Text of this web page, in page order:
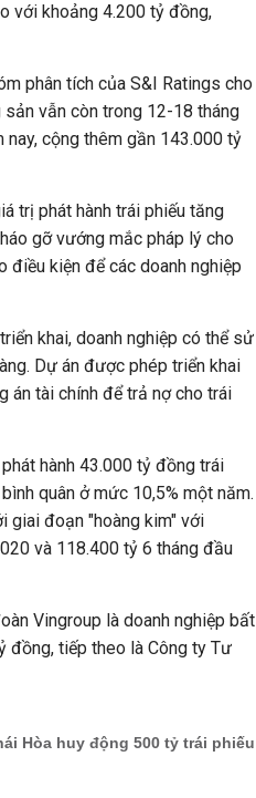
với khoảng 4.200 tỷ đồng,
phân tích của S&I Ratings cho
vẫn còn trong 12-18 tháng
cộng thêm gần 143.000 tỷ
trị phát hành trái phiếu tăng
gỡ vướng mắc pháp lý cho
điều kiện để các doanh nghiệp
khai, doanh nghiệp có thể sử
Dự án được phép triển khai
án tài chính để trả nợ cho trái
hành 43.000 tỷ đồng trái
quân ở mức 10,5% một năm.
giai đoạn "hoàng kim" với
và 118.400 tỷ 6 tháng đầu
Vingroup là doanh nghiệp bất
đồng, tiếp theo là Công ty Tư